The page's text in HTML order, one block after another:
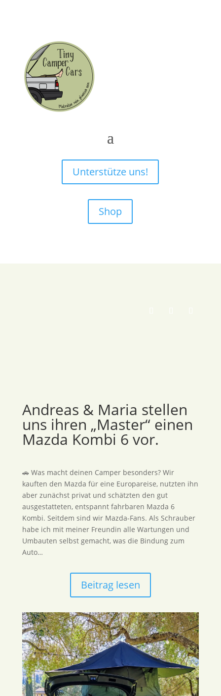
Unterstütze uns!
Shop
Andreas & Maria stellen
uns ihren „Master“ einen
Mazda Kombi 6 vor.
🚗 Was macht deinen Camper besonders? Wir
kauften den Mazda für eine Europareise, nutzten ihn
aber zunächst privat und schätzten den gut
ausgestatteten, entspannt fahrbaren Mazda 6
Kombi. Seitdem sind wir Mazda-Fans. Als Schrauber
habe ich mit meiner Freundin alle Wartungen und
Umbauten selbst gemacht, was die Bindung zum
Auto…
Beitrag lesen